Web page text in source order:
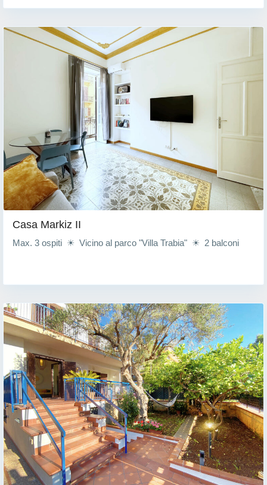
Casa Markiz II
Max. 3 ospiti ☀ Vicino al parco "Villa Trabia" ☀ 2 balconi